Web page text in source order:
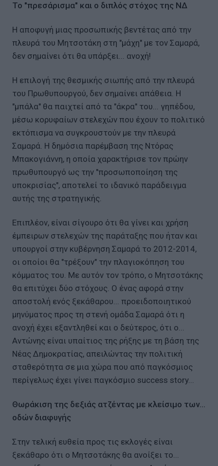
Το "πρεσάρισμα" και ο διπλός στόχος της ΝΔ
Η αποφυγή μιας προσωπικής βεντέτας από την
πλευρά του Μητσοτάκη στη "μάχη" με τον Σαμαρά,
δεν σημαίνει ότι θα υπάρξει... ανοχή!
Η επιλογή της θεσμικής σιωπής από την πλευρά
του Πρωθυπουργού, δεν σημαίνει απάθεια. Η
"μπάλα" θα παιχτεί από τα "άκρα" του... γηπέδου,
μέσω κορυφαίων στελεχών που έχουν το πολιτικό
εκτόπισμα να συγκρουστούν με την πλευρά
Σαμαρά. Η δημόσια παρέμβαση της Ντόρας
Μπακογιάννη, η οποία χαρακτήρισε τον πρώην
πρωθυπουργό ως την "προσωποποίηση της
υποκρισίας", αποτελεί το ιδανικό παράδειγμα
αυτής της στρατηγικής.
Επιπλέον, είναι σίγουρο ότι θα γίνει και χρήση
έμπειρων στελεχών της παράταξης που ήταν και
υπουργοί στην κυβέρνηση Σαμαρά το 2012-2014,
οι οποίοι θα "τρέξουν" την πλαγιοκόπηση του
κόμματος του. Με αυτόν τον τρόπο, ο Μητσοτάκης
θα επιτύχει δύο στόχους. Ο ένας αφορά στην
αποστολή ενός ξεκάθαρου... προειδοποιητικού
μηνύματος προς τη στενή ομάδα Σαμαρά ότι η
ανοχή έχει εξαντληθεί και ο δεύτερος, ότι ο...
Αντώνης είναι υπαίτιος της ρήξης με τη βάση της
Νέας Δημοκρατίας, απειλώντας την πολιτική
σταθερότητα σε μια χώρα που από παγκόσμιος
περίγελως έχει γίνει παγκόσμιο success story...
Θωράκιση της δεξιάς ατζέντας με κλείσιμο των...
οδών διαφυγής
Στην τελική ευθεία προς τις εκλογές είναι
ξεκάθαρο ότι ο Μητσοτάκης θα ανοίξει το...